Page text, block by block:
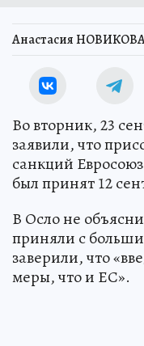
Анастасия
Во вторник, 23
заявили, что
санкций
был принят 12
В Осло не
приняли с
заверили, что
меры, что и ЕС».